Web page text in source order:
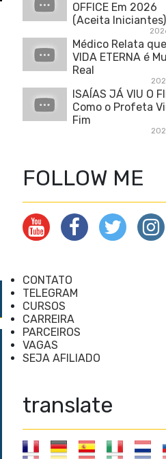
OFFICE Em 2026
(Aceita Iniciantes)
Médico Relata
VIDA ETERNA é
Real
ISAÍAS JÁ VIU O
Como o Profeta
Fim
FOLLOW ME
CONTATO
TELEGRAM
CURSOS
CARREIRA
PARCEIROS
VAGAS
SEJA AFILIADO
translate